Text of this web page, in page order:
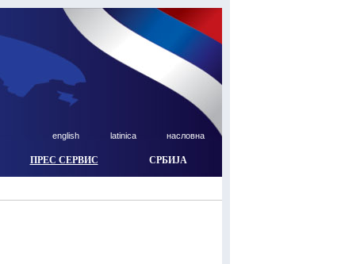
english latinica насловна
ПРЕС СЕРВИС СРБИЈА